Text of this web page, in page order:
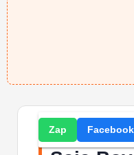
Home » Videos » Saja
Zap Facebook